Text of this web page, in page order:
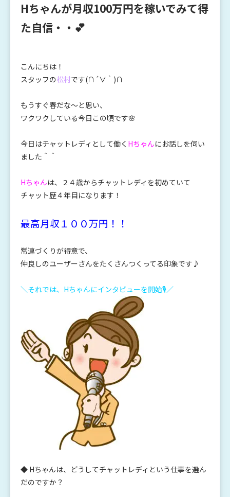
Hちゃんが月収100万円を稼いでみて得
た自信・・💕
こんにちは！
スタッフの松村です(∩´∀｀)∩
もうすぐ春だな～と思い、
ワクワクしている今日この頃です🌸
今日はチャットレディとして働く Hちゃんにお話しを伺い
ました＾＾
Hちゃんは、２４歳からチャットレディを初めていて
チャット歴４年目になります！
最高月収１００万円！！
常連づくりが得意で、
仲良しのユーザーさんをたくさんつくってる印象です♪
＼それでは、Hちゃんにインタビューを開始🎙／
◆ Hちゃんは、どうしてチャットレディという仕事を選ん
だのですか？